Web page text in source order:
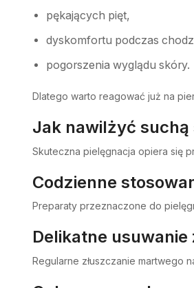
pękających pięt,
dyskomfortu podczas
pogorszenia wyglądu skóry.
Dlatego warto reagować już na
Jak nawilżyć suchą
Skuteczna pielęgnacja opiera się
Codzienne
Preparaty przeznaczone do
Delikatne usuwanie
Regularne złuszczanie martwego